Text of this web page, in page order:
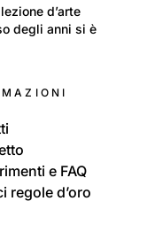
d’arte
degli anni si è
e FAQ
regole d’oro